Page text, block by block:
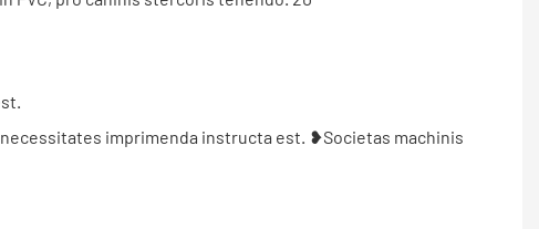
imprimenda instructa est. ❥Societas machinis